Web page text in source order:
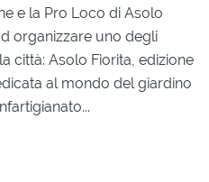
e la Pro Loco di Asolo
organizzare uno degli
città: Asolo Fiorita, edizione
al mondo del giardino